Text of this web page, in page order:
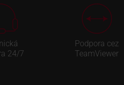
24/7
Podpora cez
TeamViewer